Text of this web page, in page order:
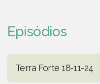
Episódios
Terra Forte 18-11-24